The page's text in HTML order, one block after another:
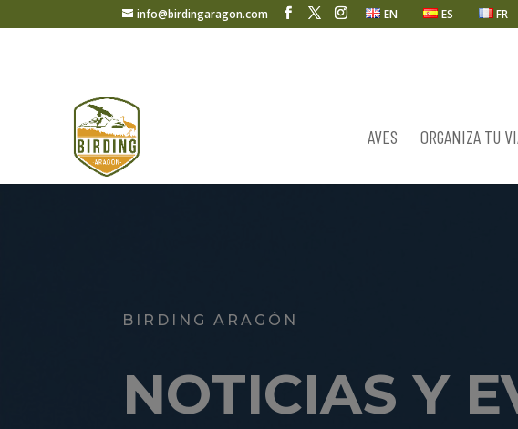
info@birdingaragon.com EN ES FR
AVES ORGANIZA TU
BIRDING ARAGÓN
NOTICIAS Y